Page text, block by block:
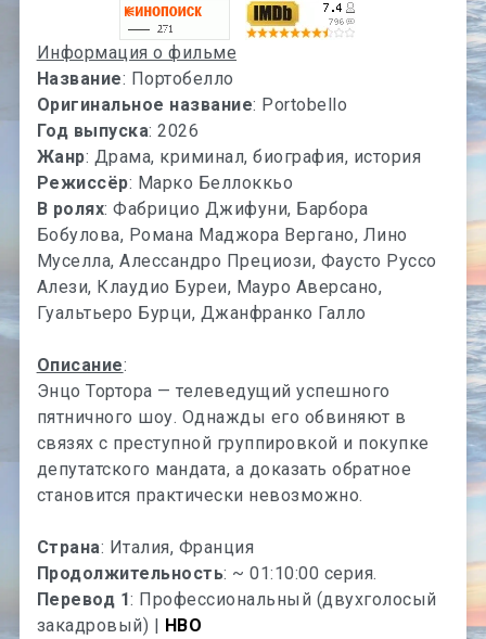
Информация о фильме
Название: Портобелло
Оригинальное название: Portobello
Год выпуска: 2026
Жанр: Драма, криминал, биография, история
Режиссёр: Марко Беллоккьо
В ролях: Фабрицио Джифуни, Барбора
Бобулова, Романа Маджора Вергано, Лино
Муселла, Алессандро Прециози, Фаусто Руссо
Алези, Клаудио Буреи, Мауро Аверсано,
Гуальтьеро Бурци, Джанфранко Галло
Описание:
Энцо Тортора — телеведущий успешного
пятничного шоу. Однажды его обвиняют в
связях с преступной группировкой и покупке
депутатского мандата, а доказать обратное
становится практически невозможно.
Страна: Италия, Франция
Продолжительность: ~ 01:10:00 серия.
Перевод 1: Профессиональный (двухголосый
закадровый) | HBO